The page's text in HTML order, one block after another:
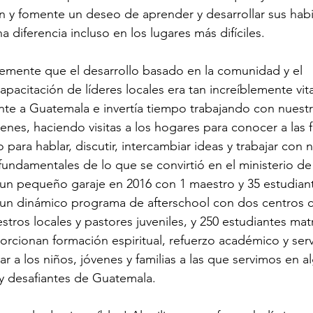
y fomente un deseo de aprender y desarrollar sus
diferencia incluso en los lugares más difíciles.
que el desarrollo basado en la comunidad y el
de líderes locales era tan increíblemente
a Guatemala e invertía tiempo trabajando con
haciendo visitas a los hogares para conocer a las
hablar, discutir, intercambiar ideas y trabajar con
de lo que se convirtió en el ministerio
pequeño garaje en 2016 con 1 maestro y 35
dinámico programa de afterschool con dos centros
locales y pastores juveniles, y 250 estudiantes
formación espiritual, refuerzo académico y
a los niños, jóvenes y familias a las que servimos en
desafiantes de Guatemala.